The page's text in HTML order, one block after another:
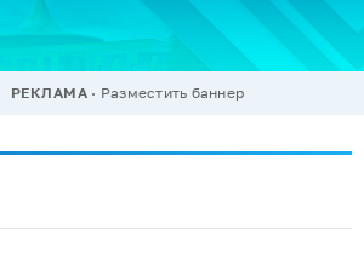
РЕКЛАМА Разместить баннер